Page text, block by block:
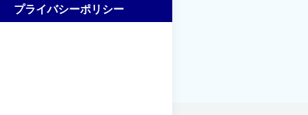
プライバシーポリシー